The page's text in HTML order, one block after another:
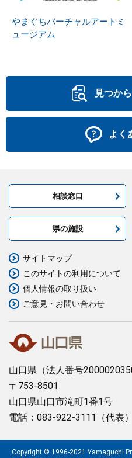
やまぐちバーチャルアートミ
ュージアム
見つか
よく
相談窓口
県の施設
山口県 （法人番号
〒753-8501
山口県山口市滝町1番1号
電話：083-922-3111（代表）
サイトマップ
このサイトの利用について
個人情報の取り扱い
ご意見・お問い合わせ
Copyright © 1996-2021 Yamaguchi